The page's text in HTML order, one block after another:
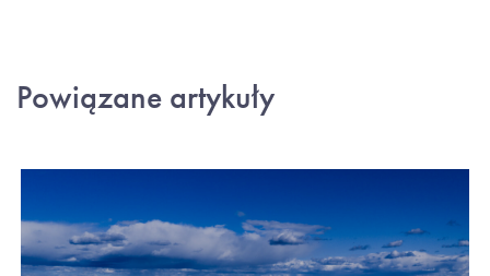
Powiązane artykuły